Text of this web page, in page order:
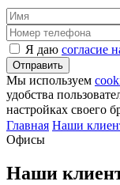
Я даю согласие
Отправить
Мы используем
удобства
настройках своего
Главная Наши
Офисы
Наши